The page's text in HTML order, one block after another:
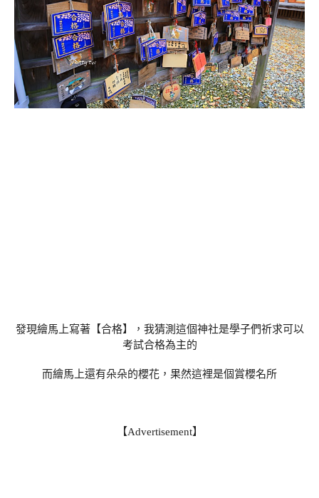
發現繪馬上寫著【合格】，我猜測這個神社是學子們祈求可以
考試合格為主的
而繪馬上還有朵朵的櫻花，果然這裡是個賞櫻名所
【Advertisement】